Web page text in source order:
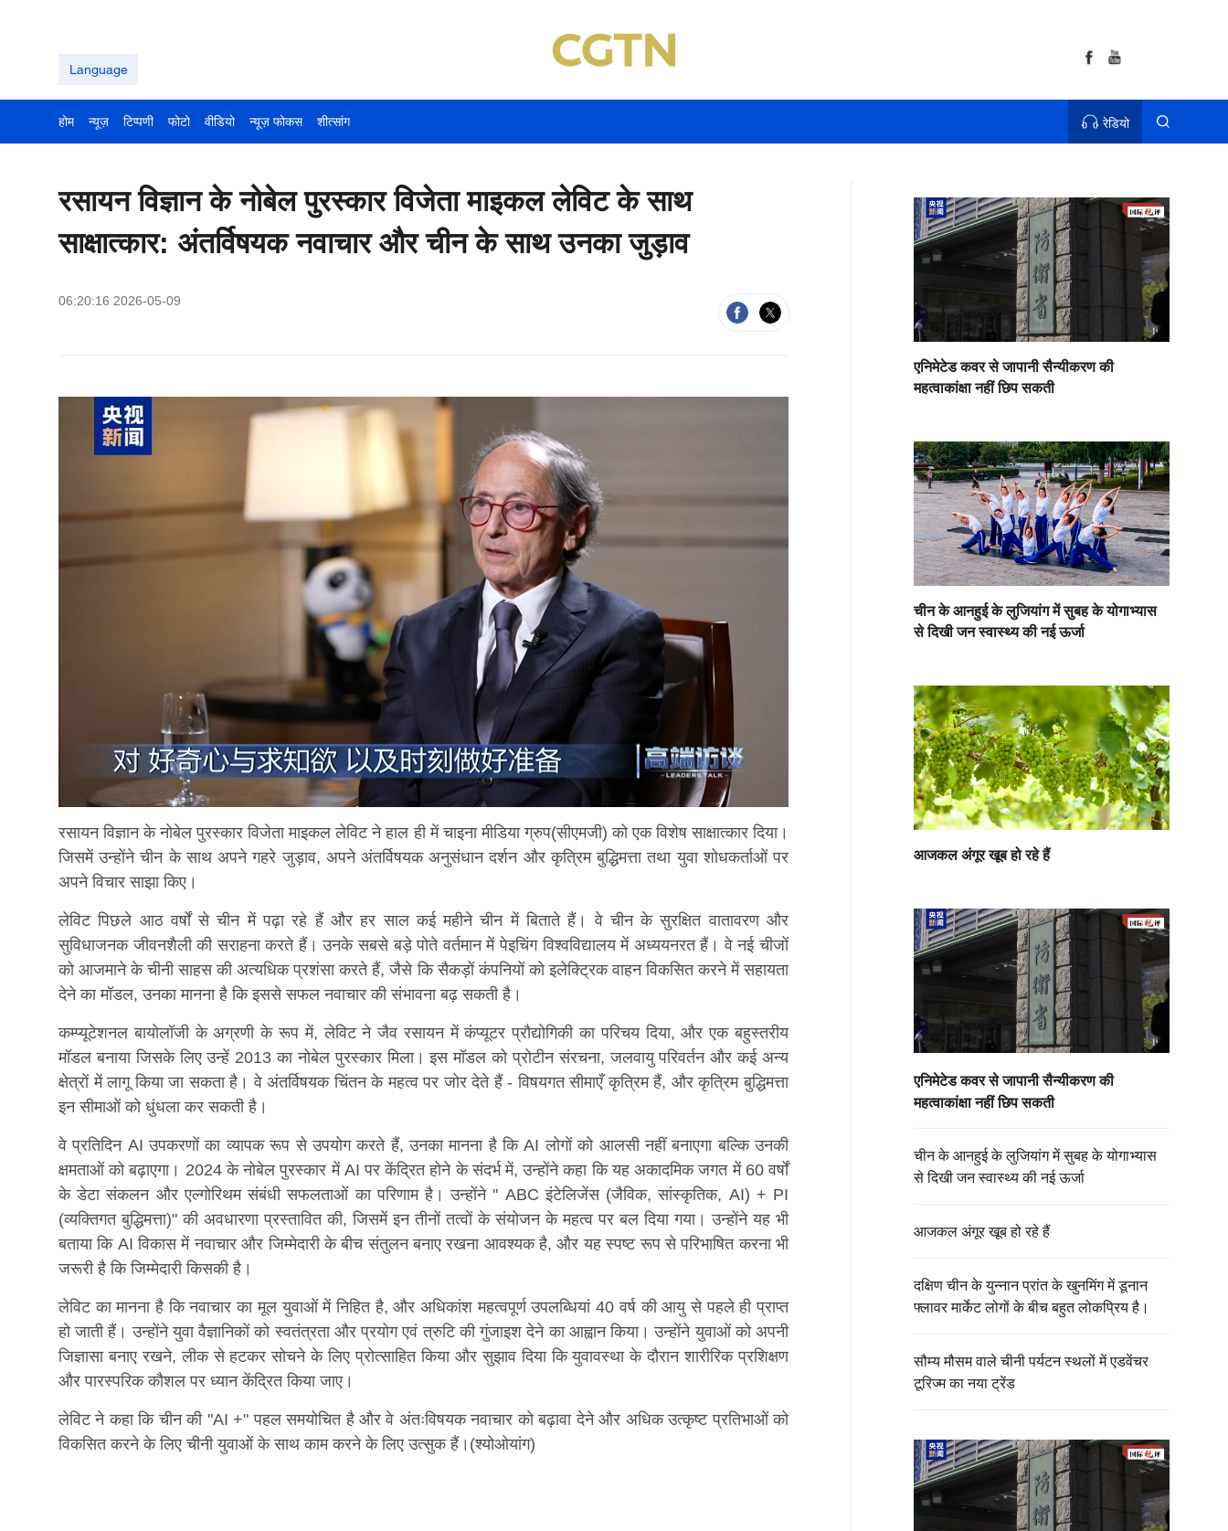
Language
होम न्यूज़ टिप्पणी फोटो वीडियो न्यूज़ फोकस शीत्सांग रेडियो
रसायन विज्ञान के नोबेल पुरस्कार विजेता माइकल लेविट के साथ
साक्षात्कार: अंतर्विषयक नवाचार और चीन के साथ उनका जुड़ाव
06:20:16 2026-05-09
रसायन विज्ञान के नोबेल पुरस्कार विजेता माइकल लेविट ने हाल ही में चाइना मीडिया ग्रुप(सीएमजी) को एक विशेष साक्षात्कार दिया।
जिसमें उन्होंने चीन के साथ अपने गहरे जुड़ाव, अपने अंतर्विषयक अनुसंधान दर्शन और कृत्रिम बुद्धिमत्ता तथा युवा शोधकर्ताओं पर
अपने विचार साझा किए।
लेविट पिछले आठ वर्षों से चीन में पढ़ा रहे हैं और हर साल कई महीने चीन में बिताते हैं। वे चीन के सुरक्षित वातावरण और
सुविधाजनक जीवनशैली की सराहना करते हैं। उनके सबसे बड़े पोते वर्तमान में पेइचिंग विश्वविद्यालय में अध्ययनरत हैं। वे नई चीजों
को आजमाने के चीनी साहस की अत्यधिक प्रशंसा करते हैं, जैसे कि सैकड़ों कंपनियों को इलेक्ट्रिक वाहन विकसित करने में सहायता
देने का मॉडल, उनका मानना ​​है कि इससे सफल नवाचार की संभावना बढ़ सकती है।
कम्प्यूटेशनल बायोलॉजी के अग्रणी के रूप में, लेविट ने जैव रसायन में कंप्यूटर प्रौद्योगिकी का परिचय दिया, और एक बहुस्तरीय
मॉडल बनाया जिसके लिए उन्हें 2013 का नोबेल पुरस्कार मिला। इस मॉडल को प्रोटीन संरचना, जलवायु परिवर्तन और कई अन्य
क्षेत्रों में लागू किया जा सकता है। वे अंतर्विषयक चिंतन के महत्व पर जोर देते हैं - विषयगत सीमाएँ कृत्रिम हैं, और कृत्रिम बुद्धिमत्ता
इन सीमाओं को धुंधला कर सकती है।
वे प्रतिदिन AI उपकरणों का व्यापक रूप से उपयोग करते हैं, उनका मानना ​​है कि AI लोगों को आलसी नहीं बनाएगा बल्कि उनकी
क्षमताओं को बढ़ाएगा। 2024 के नोबेल पुरस्कार में AI पर केंद्रित होने के संदर्भ में, उन्होंने कहा कि यह अकादमिक जगत में 60 वर्षों
के डेटा संकलन और एल्गोरिथम संबंधी सफलताओं का परिणाम है। उन्होंने " ABC इंटेलिजेंस (जैविक, सांस्कृतिक, AI) + PI
(व्यक्तिगत बुद्धिमत्ता)" की अवधारणा प्रस्तावित की, जिसमें इन तीनों तत्वों के संयोजन के महत्व पर बल दिया गया। उन्होंने यह भी
बताया कि AI विकास में नवाचार और जिम्मेदारी के बीच संतुलन बनाए रखना आवश्यक है, और यह स्पष्ट रूप से परिभाषित करना भी
जरूरी है कि जिम्मेदारी किसकी है।
लेविट का मानना ​​है कि नवाचार का मूल युवाओं में निहित है, और अधिकांश महत्वपूर्ण उपलब्धियां 40 वर्ष की आयु से पहले ही प्राप्त
हो जाती हैं। उन्होंने युवा वैज्ञानिकों को स्वतंत्रता और प्रयोग एवं त्रुटि की गुंजाइश देने का आह्वान किया। उन्होंने युवाओं को अपनी
जिज्ञासा बनाए रखने, लीक से हटकर सोचने के लिए प्रोत्साहित किया और सुझाव दिया कि युवावस्था के दौरान शारीरिक प्रशिक्षण
और पारस्परिक कौशल पर ध्यान केंद्रित किया जाए।
लेविट ने कहा कि चीन की "AI +" पहल समयोचित है और वे अंतःविषयक नवाचार को बढ़ावा देने और अधिक उत्कृष्ट प्रतिभाओं को
विकसित करने के लिए चीनी युवाओं के साथ काम करने के लिए उत्सुक हैं।(श्योओयांग)
एनिमेटेड कवर से जापानी सैन्यीकरण की
महत्वाकांक्षा नहीं छिप सकती
चीन के आनहुई के लुजियांग में सुबह के योगाभ्यास
से दिखी जन स्वास्थ्य की नई ऊर्जा
आजकल अंगूर खूब हो रहे हैं
एनिमेटेड कवर से जापानी सैन्यीकरण की
महत्वाकांक्षा नहीं छिप सकती
चीन के आनहुई के लुजियांग में सुबह के योगाभ्यास
से दिखी जन स्वास्थ्य की नई ऊर्जा
आजकल अंगूर खूब हो रहे हैं
दक्षिण चीन के युन्नान प्रांत के खुनमिंग में डूनान
फ्लावर मार्केट लोगों के बीच बहुत लोकप्रिय है।
सौम्य मौसम वाले चीनी पर्यटन स्थलों में एडवेंचर
टूरिज्म का नया ट्रेंड